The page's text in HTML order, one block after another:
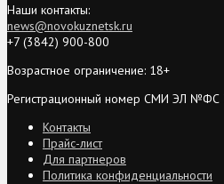
Наши контакты:
news@novokuznetsk.ru
+7 (3842) 900-800
Возрастное ограничение: 18+
Регистрационный номер СМИ ЭЛ №ФС
Контакты
Прайс-лист
Для партнеров
Политика конфиденциальности